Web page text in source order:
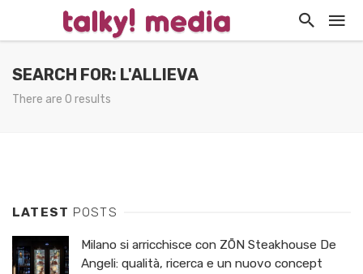
SEARCH FOR: L'ALLIEVA
There are 0 results
LATEST POSTS
Milano si arricchisce con ZŌN Steakhouse De
Angeli: qualità, ricerca e un nuovo concept